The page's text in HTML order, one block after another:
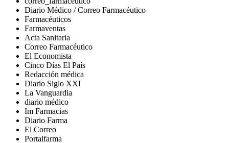
Diario Médico / Correo Farmacéutico
Farmacéuticos
Farmaventas
Acta Sanitaria
Correo Farmacéutico
El Economista
Cinco Días El País
Redacción médica
Diario Siglo XXI
La Vanguardia
diario médico
Im Farmacias
Diario Farma
El Correo
Portalfarma